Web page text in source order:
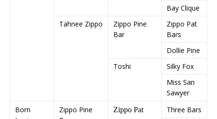
Bay Clique
Tahnee Zippo
Zippo Pine
Bar
Zippo Pat
Bars
Dollie Pine
Toshi
Silky Fox
Miss San
Sawyer
Born
Zippo Pine
Zippo Pat
Three Bars